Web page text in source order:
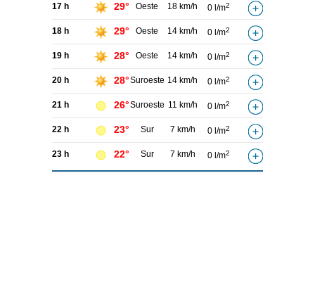
17 h 29° Oeste 18 km/h 0 l/m2
18 h 29° Oeste 14 km/h 0 l/m2
19 h 28° Oeste 14 km/h 0 l/m2
20 h 28°Suroeste 14 km/h 0 l/m2
21 h 26°Suroeste 11 km/h 0 l/m2
22 h 23° Sur 7 km/h 0 l/m2
23 h 22° Sur 7 km/h 0 l/m2